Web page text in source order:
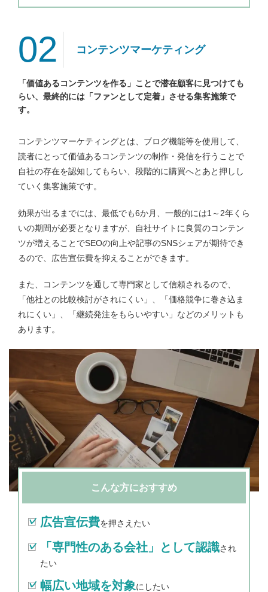
02 コンテンツマーケティング
「価値あるコンテンツを作る」ことで潜在顧客に見つけても
らい、最終的には「ファンとして定着」させる集客施策で
す。
コンテンツマーケティングとは、ブログ機能等を使用して、
読者にとって価値あるコンテンツの制作・発信を行うことで
自社の存在を認知してもらい、段階的に購買へとあと押しし
ていく集客施策です。
効果が出るまでには、最低でも6か月、一般的には1～2年くら
いの期間が必要となりますが、自社サイトに良質のコンテン
ツが増えることでSEOの向上や記事のSNSシェアが期待でき
るので、広告宣伝費を抑えることができます。
また、コンテンツを通して専門家として信頼されるので、
「他社との比較検討がされにくい」、「価格競争に巻き込ま
れにくい」、「継続発注をもらいやすい」などのメリットも
あります。
こんな方におすすめ
広告宣伝費を押さえたい
「専門性のある会社」として認識され
たい
幅広い地域を対象にしたい